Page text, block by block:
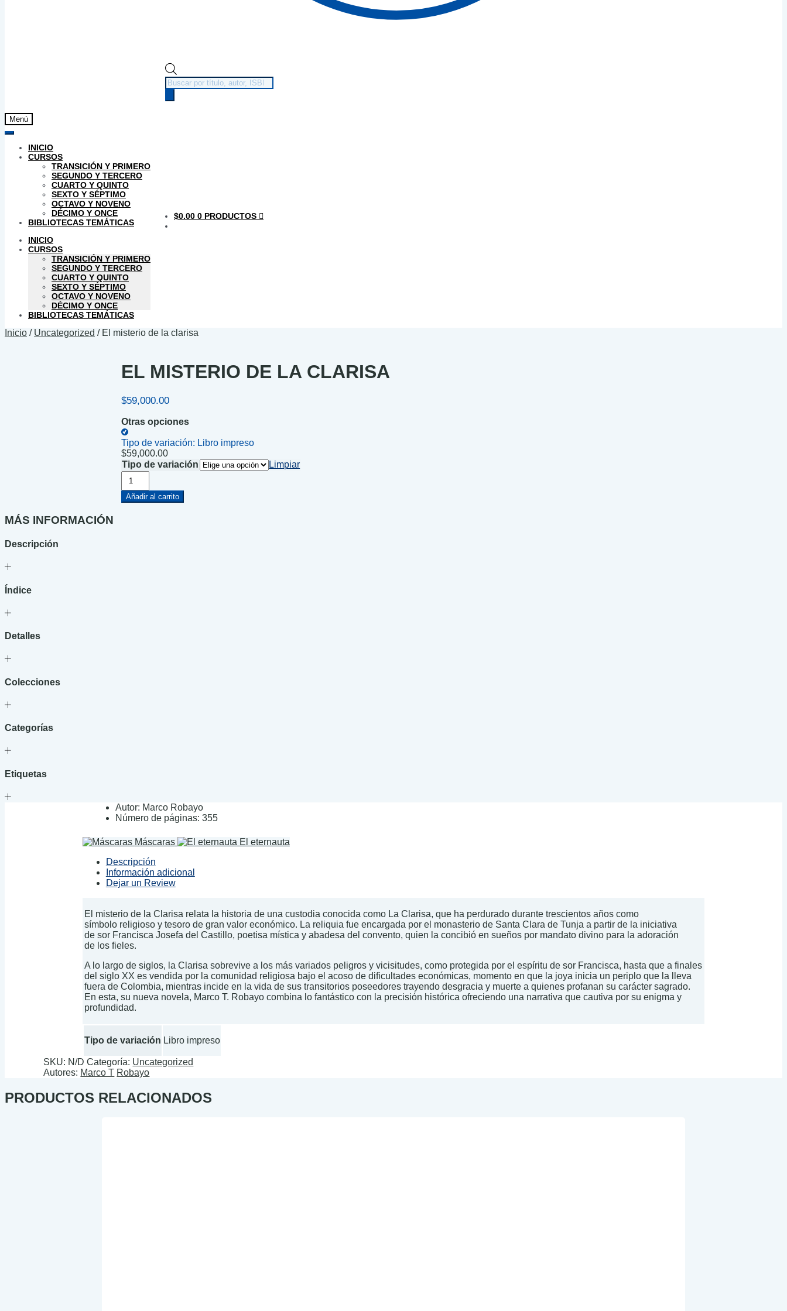
Búsqueda
de
productos
Menú
INICIO
CURSOS
TRANSICIÓN Y PRIMERO
SEGUNDO Y TERCERO
CUARTO Y QUINTO
SEXTO Y SÉPTIMO
OCTAVO Y NOVENO
DÉCIMO Y ONCE
BIBLIOTECAS TEMÁTICAS
INICIO
CURSOS
TRANSICIÓN Y PRIMERO
SEGUNDO Y TERCERO
CUARTO Y QUINTO
SEXTO Y SÉPTIMO
OCTAVO Y NOVENO
DÉCIMO Y ONCE
BIBLIOTECAS TEMÁTICAS
$0.00 0 PRODUCTOS
Inicio / Uncategorized / El misterio de la clarisa
EL MISTERIO DE LA CLARISA
$59,000.00
Otras opciones
Tipo de variación: Libro impreso
$59,000.00
Tipo de variación
Limpiar
El
misterio
de
Añadir al carrito
MÁS INFORMACIÓN
Descripción
Índice
Detalles
Colecciones
Categorías
Etiquetas
Autor: Marco Robayo
Número de páginas: 355
Máscaras
El eternauta
Descripción
Información adicional
Dejar un Review
El misterio de la Clarisa relata la historia de una custodia conocida como La Clarisa, que ha perdurado durante trescientos años como
símbolo religioso y tesoro de gran valor económico. La reliquia fue encargada por el monasterio de Santa Clara de Tunja a partir de la iniciativa
de sor Francisca Josefa del Castillo, poetisa mística y abadesa del convento, quien la concibió en sueños por mandato divino para la adoración
de los fieles.
A lo largo de siglos, la Clarisa sobrevive a los más variados peligros y vicisitudes, como protegida por el espíritu de sor Francisca, hasta que a finales
del siglo XX es vendida por la comunidad religiosa bajo el acoso de dificultades económicas, momento en que la joya inicia un periplo que la lleva
fuera de Colombia, mientras incide en la vida de sus transitorios poseedores trayendo desgracia y muerte a quienes profanan su carácter sagrado.
En esta, su nueva novela, Marco T. Robayo combina lo fantástico con la precisión histórica ofreciendo una narrativa que cautiva por su enigma y
profundidad.
Tipo de variación Libro impreso
SKU: N/D Categoría: Uncategorized
Autores: Marco T Robayo
PRODUCTOS RELACIONADOS